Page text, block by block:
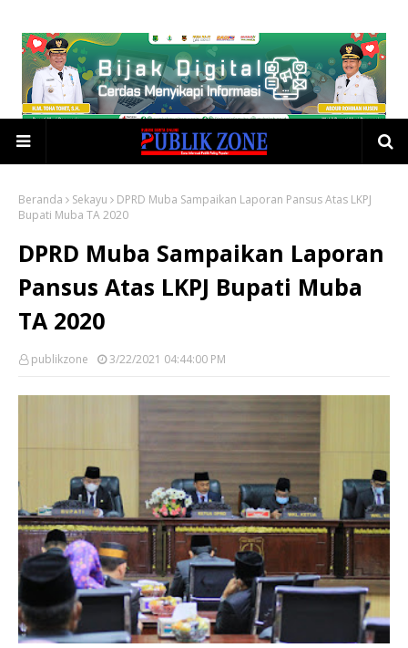
Beranda Sekayu
DPRD Muba Sampaikan Laporan Pansus Atas LKPJ
Bupati Muba TA 2020
DPRD Muba Sampaikan Laporan
Pansus Atas LKPJ Bupati Muba
TA 2020
publikzone 3/22/2021 04:44:00 PM